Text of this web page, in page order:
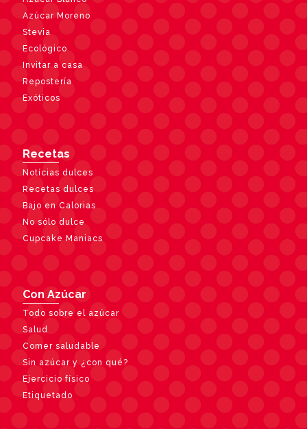
Azúcar Moreno
Stevia
Ecológico
Invitar a casa
Repostería
Exóticos
Recetas
Notícias dulces
Recetas dulces
Bajo en Calorias
No sólo dulce
Cupcake Maniacs
Con Azúcar
Todo sobre el azúcar
Salud
Comer saludable
Sin azúcar y ¿con qué?
Ejercicio físico
Etiquetado